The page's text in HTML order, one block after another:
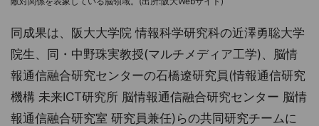
同成果は、阪大大学院 情報科学研究科の近澤勇聡大学
院生、同・中野珠実教授(マルチメディア工学)、脳情
報通信融合研究センターの石橋遼研究員(情報通信研究
機構 未来ICT研究所 脳情報通信融合研究センター 脳情
報通信融合研究室 研究員兼任)らの共同研究チームに